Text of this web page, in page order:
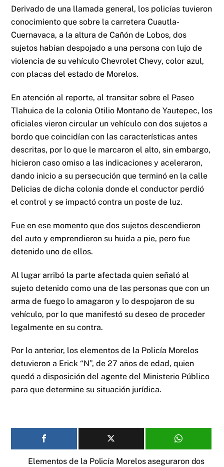
Derivado de una llamada general, los policías tuvieron
conocimiento que sobre la carretera Cuautla-
Cuernavaca, a la altura de Cañón de Lobos, dos
sujetos habían despojado a una persona con lujo de
violencia de su vehículo Chevrolet Chevy, color azul,
con placas del estado de Morelos.
En atención al reporte, al transitar sobre el Paseo
Tlahuica de la colonia Otilio Montaño de Yautepec, los
oficiales vieron circular un vehículo con dos sujetos a
bordo que coincidían con las características antes
descritas, por lo que le marcaron el alto, sin embargo,
hicieron caso omiso a las indicaciones y aceleraron,
dando inicio a su persecución que terminó en la calle
Delicias de dicha colonia donde el conductor perdió
el control y se impactó contra un poste de luz.
Fue en ese momento que dos sujetos descendieron
del auto y emprendieron su huida a pie, pero fue
detenido uno de ellos.
Al lugar arribó la parte afectada quien señaló al
sujeto detenido como una de las personas que con un
arma de fuego lo amagaron y lo despojaron de su
vehículo, por lo que manifestó su deseo de proceder
legalmente en su contra.
Por lo anterior, los elementos de la Policía Morelos
detuvieron a Erick “N”, de 27 años de edad, quien
quedó a disposición del agente del Ministerio Público
para que determine su situación jurídica.
Elementos de la Policía Morelos aseguraron dos